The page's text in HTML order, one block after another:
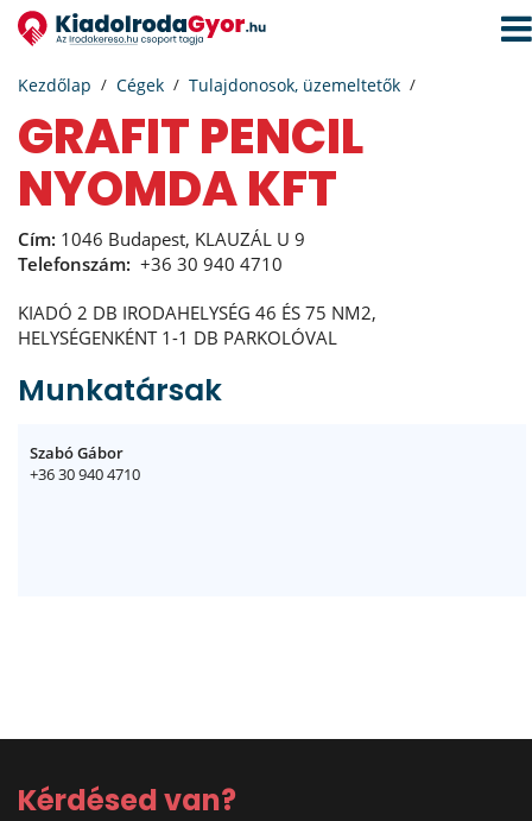
Kezdőlap Cégek Tulajdonosok, üzemeltetők
GRAFIT PENCIL
NYOMDA KFT
Cím: 1046 Budapest, KLAUZÁL U 9
Telefonszám: +36 30 940 4710
KIADÓ 2 DB IRODAHELYSÉG 46 ÉS 75 NM2,
HELYSÉGENKÉNT 1-1 DB PARKOLÓVAL
Munkatársak
Szabó Gábor
+36 30 940 4710
Kérdésed van?